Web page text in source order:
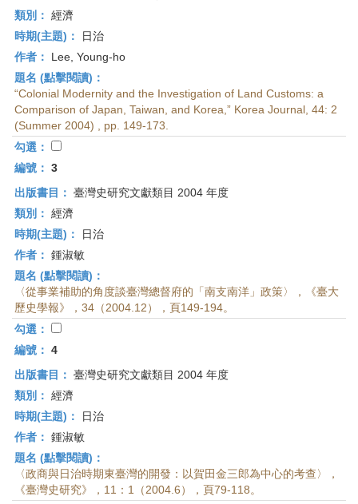
類別： 經濟
時期(主題)：
日治
作者：
Lee, Young-ho
題名 (點擊閱讀)：
“Colonial Modernity and the Investigation of Land Customs: a
Comparison of Japan, Taiwan, and Korea,” Korea Journal, 44: 2
(Summer 2004) , pp. 149-173.
勾選：
編號： 3
出版書目： 臺灣史研究文獻類目 2004 年度
類別： 經濟
時期(主題)：
日治
作者： 鍾淑敏
題名 (點擊閱讀)：
〈從事業補助的角度談臺灣總督府的「南支南洋」政策〉，《臺大
歷史學報》，34（2004.12），頁149-194。
勾選：
編號： 4
出版書目： 臺灣史研究文獻類目 2004 年度
類別： 經濟
時期(主題)：
日治
作者： 鍾淑敏
題名 (點擊閱讀)：
〈政商與日治時期東臺灣的開發：以賀田金三郎為中心的考查〉，
《臺灣史研究》，11：1（2004.6），頁79-118。